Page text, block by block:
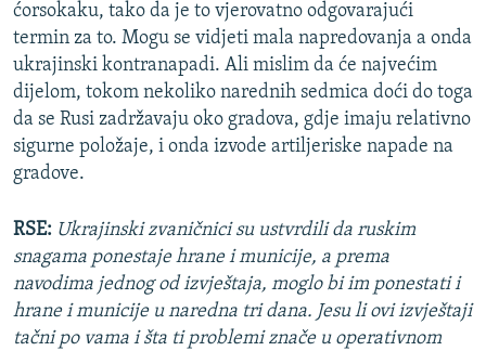
ćorsokaku, tako da je to vjerovatno odgovarajući
termin za to. Mogu se vidjeti mala napredovanja a onda
ukrajinski kontranapadi. Ali mislim da će najvećim
dijelom, tokom nekoliko narednih sedmica doći do toga
da se Rusi zadržavaju oko gradova, gdje imaju relativno
sigurne položaje, i onda izvode artiljeriske napade na
gradove.
RSE: Ukrajinski zvaničnici su ustvrdili da ruskim
snagama ponestaje hrane i municije, a prema
navodima jednog od izvještaja, moglo bi im ponestati i
hrane i municije u naredna tri dana. Jesu li ovi izvještaji
tačni po vama i šta ti problemi znače u operativnom